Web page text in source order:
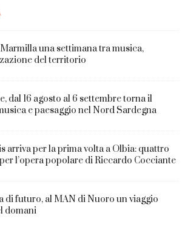
una settimana tra musica,
del territorio
dal 16 agosto al 6 settembre torna il
e paesaggio nel Nord Sardegna
arriva per la prima volta a Olbia: quattro
l’opera popolare di Riccardo Cocciante
di futuro, al MAN di Nuoro un viaggio
domani